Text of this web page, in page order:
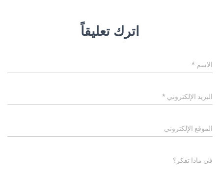
اترك تعليقاً
الاسم *
البريد الإلكتروني *
الموقع الإلكتروني
في ماذا تفكر؟